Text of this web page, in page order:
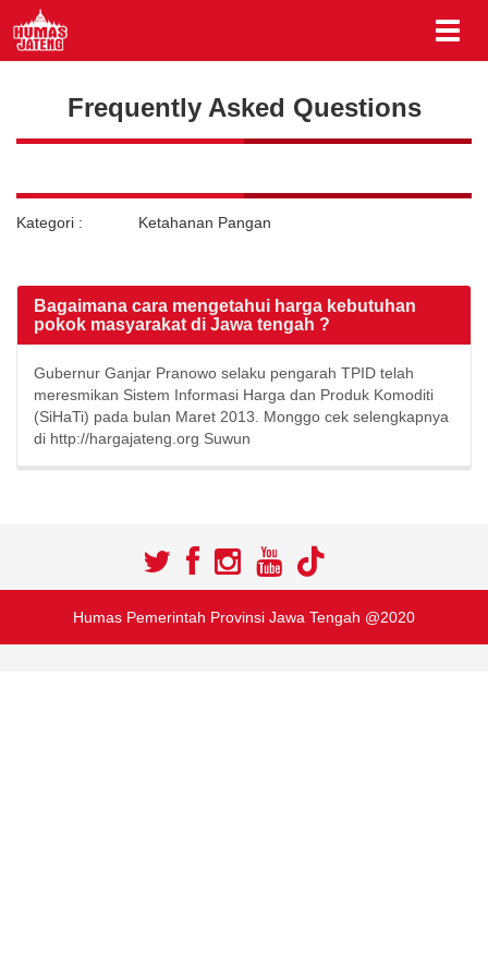
Frequently Asked Questions
Kategori : Ketahanan Pangan
Bagaimana cara mengetahui harga kebutuhan
pokok masyarakat di Jawa tengah ?
Gubernur Ganjar Pranowo selaku pengarah TPID telah
meresmikan Sistem Informasi Harga dan Produk Komoditi
(SiHaTi) pada bulan Maret 2013. Monggo cek selengkapnya
di http://hargajateng.org Suwun
Humas Pemerintah Provinsi Jawa Tengah @2020